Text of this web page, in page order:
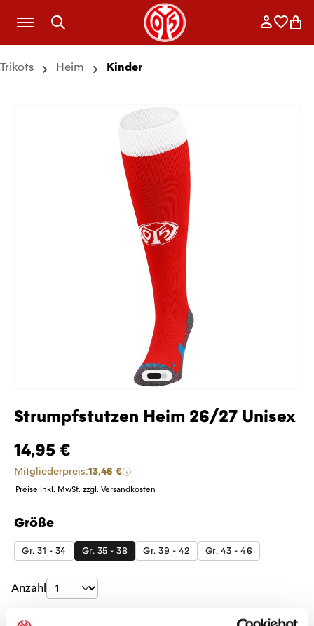
Zum Hauptinhalt springen
Trikots Heim Kinder
Strumpfstutzen Heim 26/27 Unisex
14,95 €
Mitgliederpreis:13,46 €
Preise inkl. MwSt. zzgl. Versandkosten
Größe
auswählen
Gr. 31 - 34 Gr. 35 - 38 Gr. 39 - 42 Gr. 43 - 46
Produkt Anzahl: Gib den gewünschten
Anzahl
Sofort verfügbar, Lieferzeit: 5-7 Tage